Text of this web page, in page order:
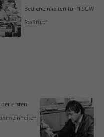
Bedieneinheiten für "FSGW
Staßfurt"
ersten